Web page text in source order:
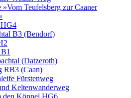
»Vom Teufelsberg zur Caaner
B3 (Bendorf)
(Datzeroth)
RB3 (Caan)
Fürstenweg
Keltenwanderweg
den Köppel HG6